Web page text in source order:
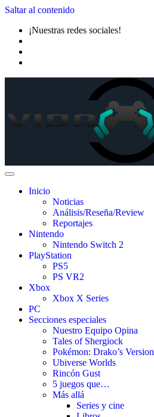
Saltar al contenido
¡Nuestras redes sociales!
Inicio
Noticias
Análisis/Reseña/Review
Reportajes
Nintendo
Nintendo Switch 2
PlayStation
PS5
PS VR2
Xbox
Xbox X Series
PC
Secciones especiales
Nuestro Equipo Opina
Tales of Shergiock
Pokémon: Drako’s Version
Ubiverse Worlds
Rincón Gust
5 juegos que…
Más allá
Series y cine